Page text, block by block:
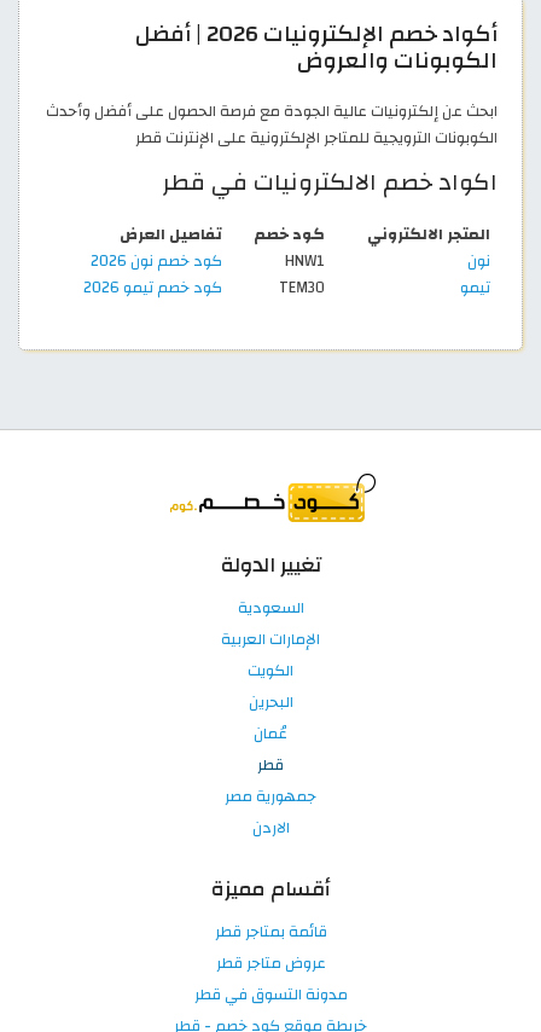
أكواد خصم الإلكترونيات 2026 | أفضل
الكوبونات والعروض
ابحث عن إلكترونيات عالية الجودة مع فرصة الحصول على أفضل وأحدث
الكوبونات الترويجية للمتاجر الإلكترونية على الإنترنت قطر
اكواد خصم الالكترونيات في قطر
المتجر الالكتروني كود خصم
تفاصيل العرض
نون
HNW1
كود خصم نون 2026
تيمو
TEM30 كود خصم تيمو 2026
تغيير الدولة
السعودية
الإمارات العربية
الكويت
البحرين
عُمان
قطر
جمهورية مصر
الاردن
أقسام مميزة
قائمة بمتاجر قطر
عروض متاجر قطر
مدونة التسوق في قطر
خريطة موقع كود خصم - قطر